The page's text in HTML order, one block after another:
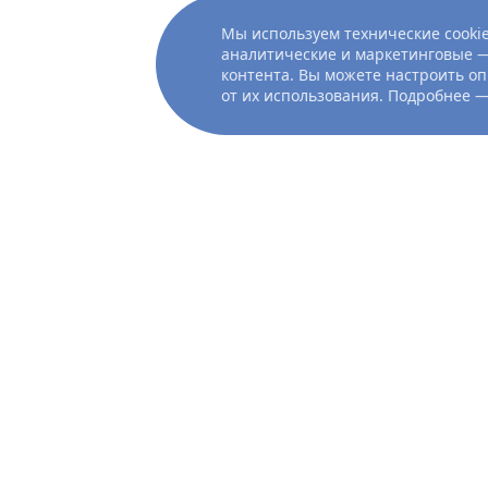
имеет свою цену, а
И чем сильнее
Мы используем технические
аналитические и маркетинговые
контента. Вы можете настроить
от их использования. Подробнее